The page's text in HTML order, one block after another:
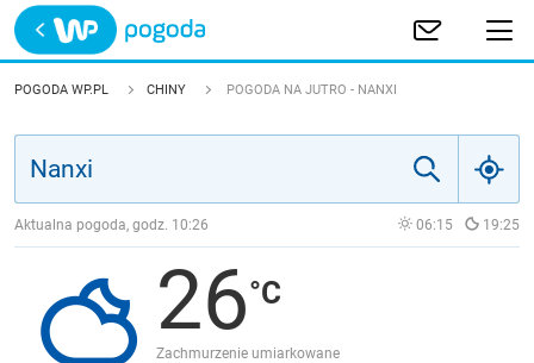
Trwa ładowanie
POLSKA
JAKOŚĆ POWIETRZA
POGODA WP.PL CHINY POGODA NA JUTRO - NANXI
Aktualna pogoda, godz. 10:26 06:15 19:25
26
Zachmurzenie umiarkowane